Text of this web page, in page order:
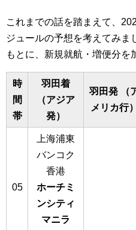
これまでの話を踏まえて、
ジュールの予想を考えてみま
もとに、新規就航・増便分を
時
間
帯
羽田着
（アジア
発）
羽田発 （
メリカ行）
05
上海浦東
バンコク
香港
ホーチミ
ンシティ
マニラ